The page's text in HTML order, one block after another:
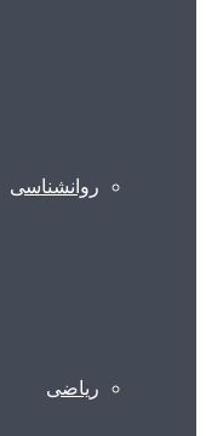
روانشناسی
ریاضی